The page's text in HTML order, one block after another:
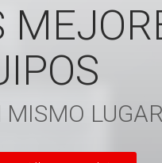
MISMO LUGAR